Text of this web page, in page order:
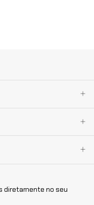
diretamente no seu